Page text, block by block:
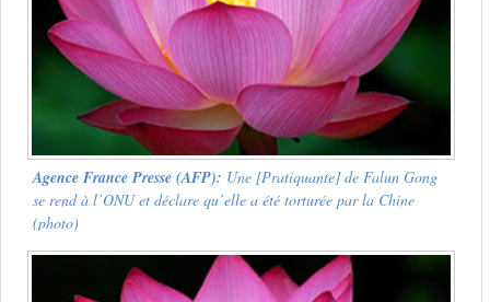
Agence France Presse (AFP): Une [Pratiquante] de Falun Gong
se rend à l’ONU et déclare qu’elle a été torturée par la Chine
(photo)